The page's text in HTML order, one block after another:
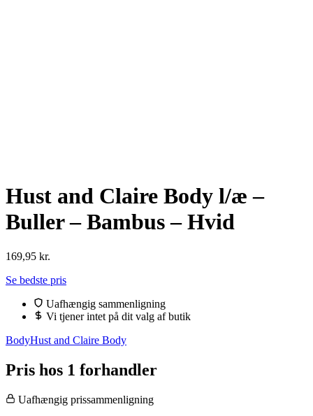
Hust and Claire Body l/æ –
Buller – Bambus – Hvid
169,95 kr.
Se bedste pris
Uafhængig sammenligning
Vi tjener intet på dit valg af butik
BodyHust and Claire Body
Pris hos 1 forhandler
Uafhængig prissammenligning